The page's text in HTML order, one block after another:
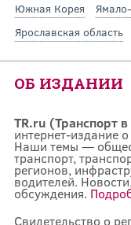
Южная Корея
Ярославская область
ОБ ИЗДАНИИ
TR.ru (Транспорт
интернет-издание
Наши темы —
транспорт,
регионов,
водителей.
обсуждения.
Свидетельство о